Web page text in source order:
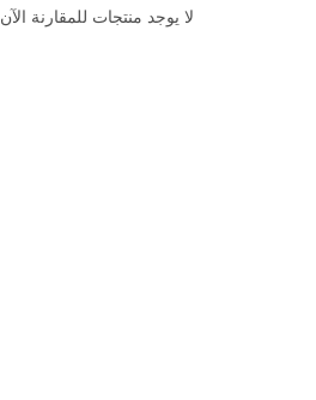
لا يوجد منتجات للمقارنة الآن.